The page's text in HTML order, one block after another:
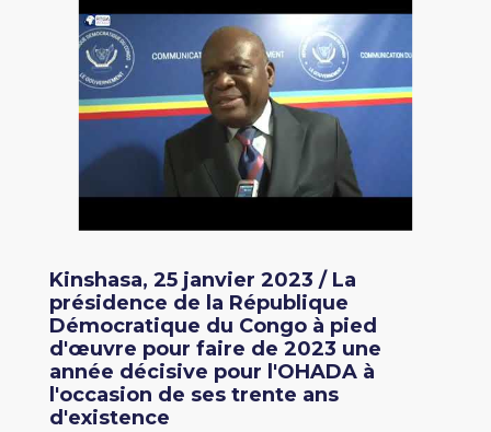
Kinshasa, 25 janvier 2023 / La
présidence de la République
Démocratique du Congo à pied
d'œuvre pour faire de 2023 une
année décisive pour l'OHADA à
l'occasion de ses trente ans
d'existence